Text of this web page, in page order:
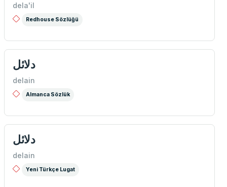
dela'il
Redhouse Sözlüğü
دلائل
delain
Almanca Sözlük
دلائل
delain
Yeni Türkçe Lugat